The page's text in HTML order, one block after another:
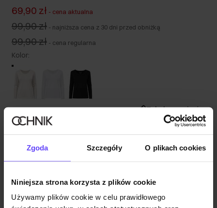
Zgoda Szczegóły O plikach cookies
Niniejsza strona korzysta z plików cookie
Używamy plików cookie w celu prawidłowego
69,90 zł - cena aktualna
99,90 zł - najniższa cena z 30 dni przed obniżką
99,90 zł - cena regularna
Kolor:
Tabela rozmiarów
Wybierz rozmiar
Nasza modelka ma 176 cm wzrostu i nosi rozmiar S.
Wysyłka w 1 dzień roboczy
Opinie